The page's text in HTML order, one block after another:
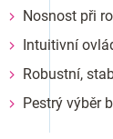
Nosnost při
Intuitivní
Robustní,
Pestrý výběr